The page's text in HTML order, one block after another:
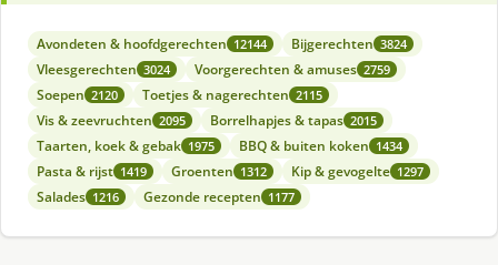
Avondeten & hoofdgerechten 12144 Bijgerechten 3824
Vleesgerechten 3024 Voorgerechten & amuses 2759
Soepen 2120 Toetjes & nagerechten 2115
Vis & zeevruchten 2095 Borrelhapjes & tapas 2015
Taarten, koek & gebak 1975 BBQ & buiten koken 1434
Pasta & rijst 1419 Groenten 1312 Kip & gevogelte 1297
Salades 1216 Gezonde recepten 1177